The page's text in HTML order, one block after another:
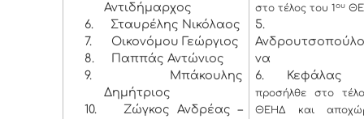
Αντιδήμαρχος
6.
Σταυρέλης Νικόλαος
7.
Οικονόμου Γεώργιος
8.
Παππάς Αντώνιος
9.
Μπάκουλης
Δημήτριος
10.
Ζώγκος Ανδρέας –
στο τέλος του 1ου
5.
να
6. Κεφάλας
προσήλθε στο
ΘΕΗΔ και